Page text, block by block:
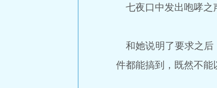
七夜口中发出咆哮之
和她说明了要求之后
件都能搞到，既然不能